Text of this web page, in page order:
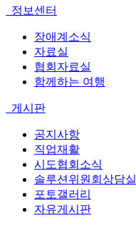
정보센터
장애계소식
자료실
협회자료실
함께하는 여행
게시판
공지사항
직업재활
시도협회소식
솔루션위원회상담실
포토갤러리
자유게시판